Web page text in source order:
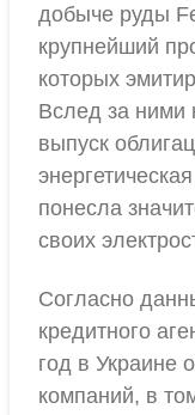
добыче руды
крупнейший
которых
Вслед за ними
выпуск
понесла
своих
Согласно
кредитного
год в Украине
компаний, в